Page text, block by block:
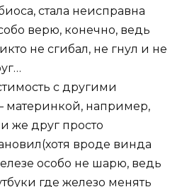
стала неисправна
верю, конечно, ведь
не сгибал, не гнул и не
с другими
например,
же друг просто
вроде винда
особо не шарю, ведь
где железо менять